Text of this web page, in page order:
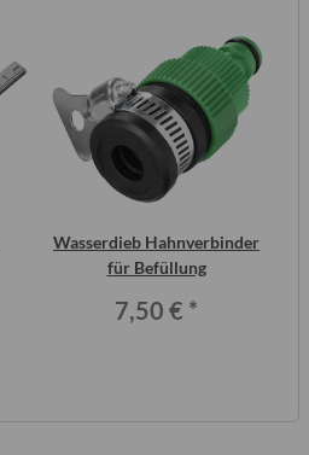
Wasserdieb Hahnverbinder
für Befüllung
7,50 € *